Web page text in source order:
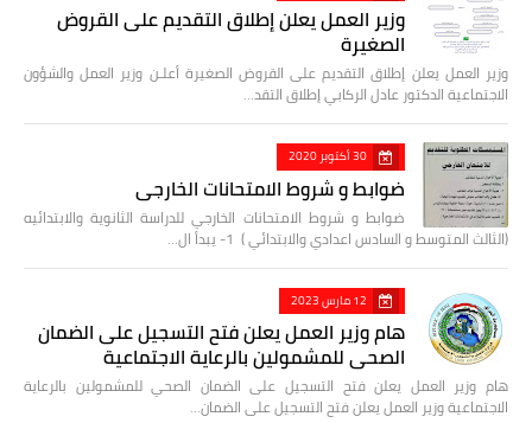
وزير العمل يعلن إطلاق التقديم على القروض
الصغيرة
وزير العمل يعلن إطلاق التقديم على القروض الصغيرة أعلـن وزير العمل والشؤون
الاجتماعية الدكتور عادل الركابي إطلاق التقد…
30 أكتوبر 2020
ضوابط و شروط الامتحانات الخارجي
ضوابط و شروط الامتحانات الخارجي للدراسة الثانوية والابتدائيه
(الثالث المتوسط و السادس اعدادي والابتدائي ) 1- يبدأ ال…
12 مارس 2023
هام وزير العمل يعلن فتح التسجيل على الضمان
الصحي للمشمولين بالرعاية الاجتماعية
هام وزير العمل يعلن فتح التسجيل على الضمان الصحي للمشمولين بالرعاية
الاجتماعية وزير العمل يعلن فتح التسجيل على الضمان…